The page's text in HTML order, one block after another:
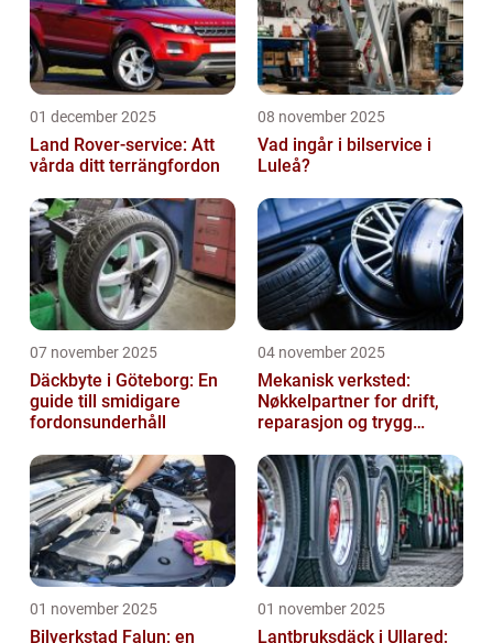
01 december 2025
Land Rover-service: Att
vårda ditt terrängfordon
08 november 2025
Vad ingår i bilservice i
Luleå?
07 november 2025
Däckbyte i Göteborg: En
guide till smidigare
fordonsunderhåll
04 november 2025
Mekanisk verksted:
Nøkkelpartner for drift,
reparasjon og trygg
01 november 2025
Bilverkstad Falun: en
01 november 2025
Lantbruksdäck i Ullared: